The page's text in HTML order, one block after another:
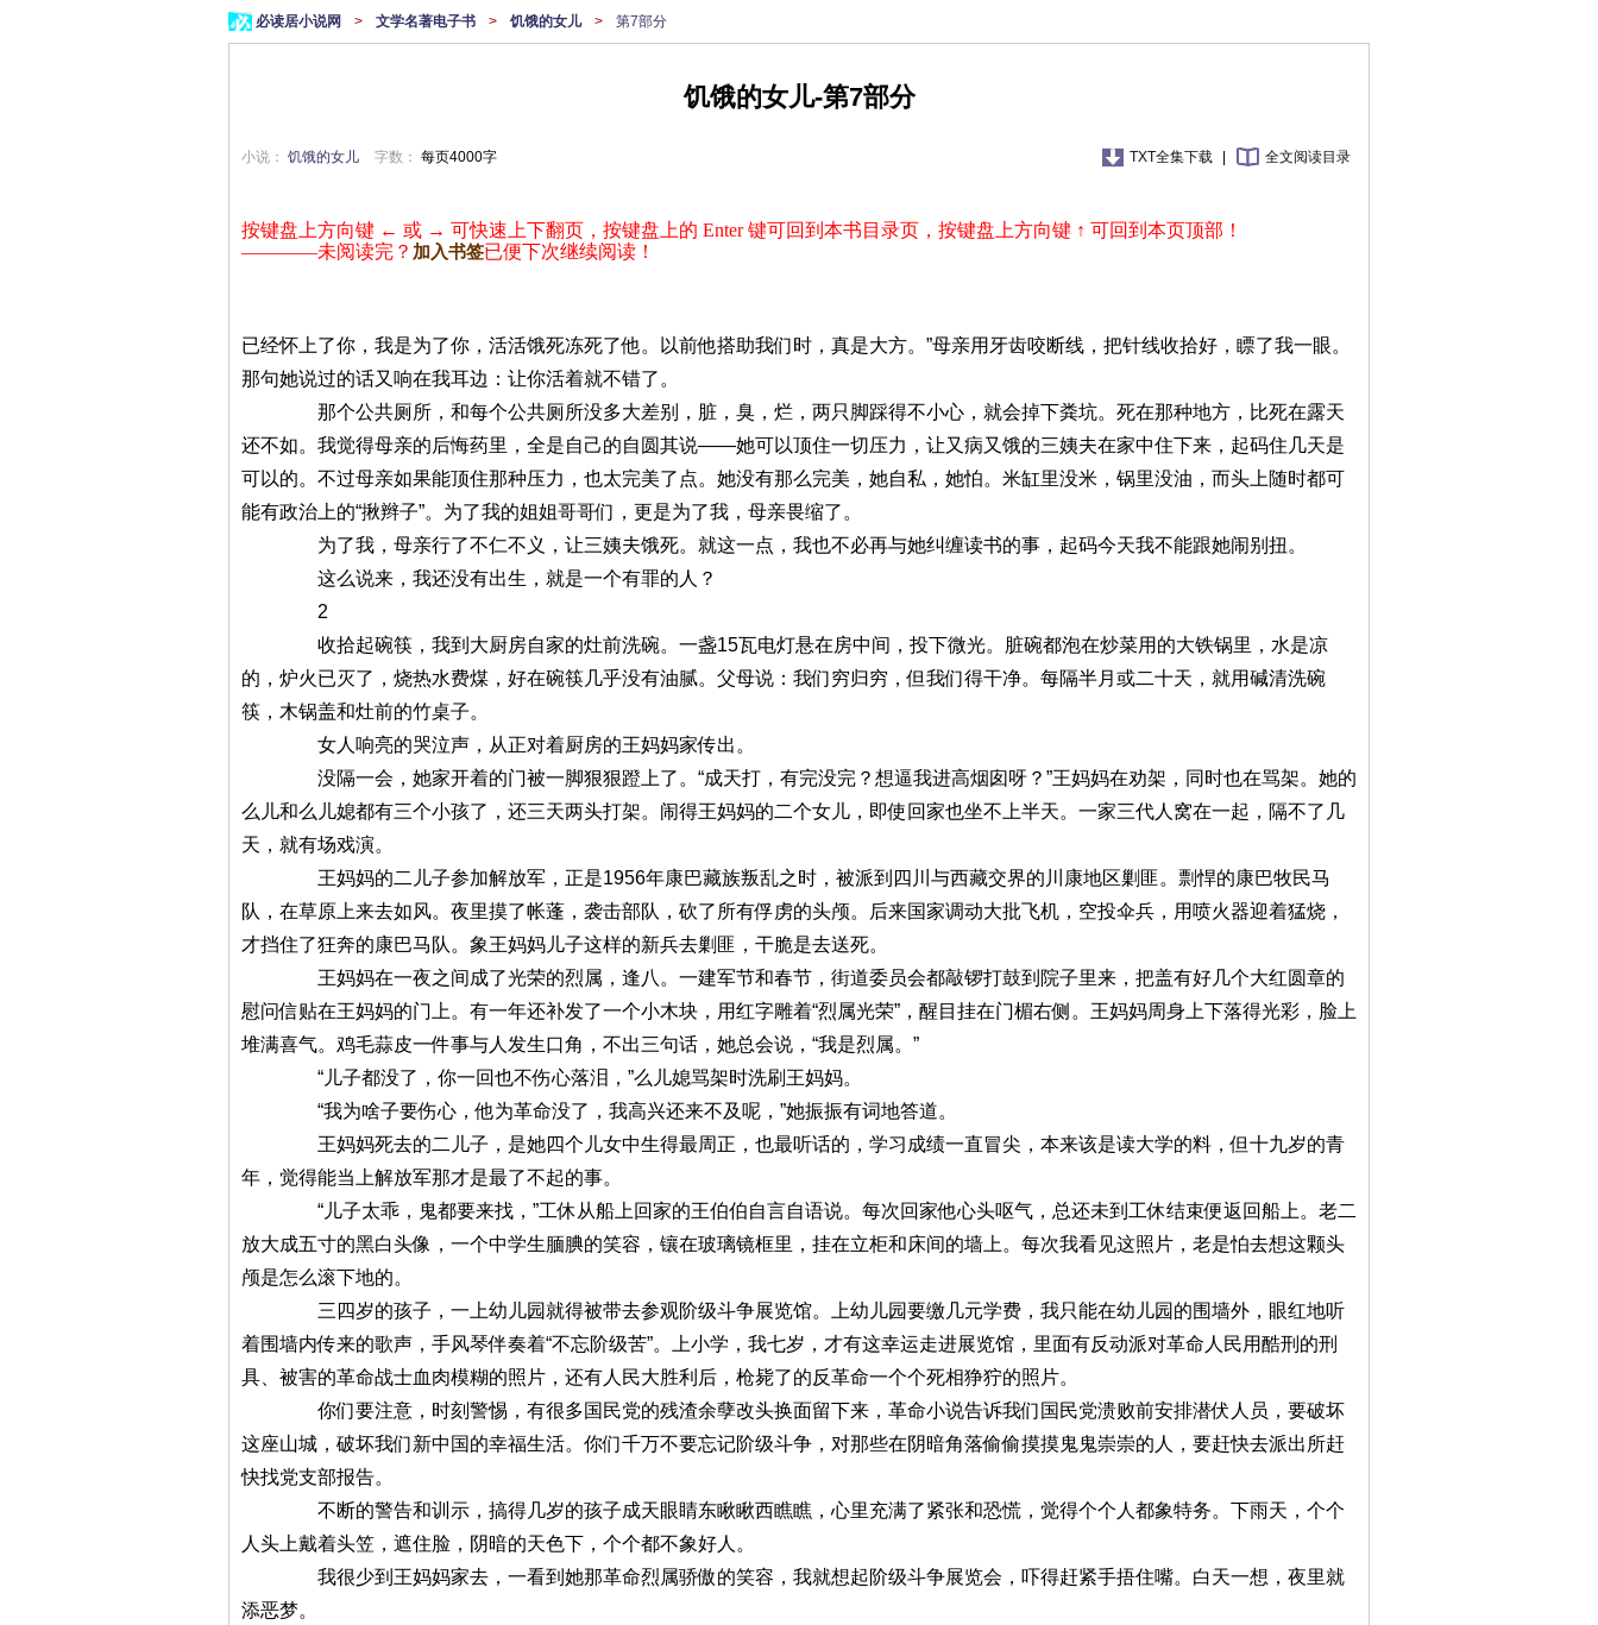
必读居小说网 > 文学名著电子书 > 饥饿的女儿 > 第7部分
饥饿的女儿-第7部分
小说： 饥饿的女儿 字数： 每页4000字 TXT全集下载 全文阅读目录
按键盘上方向键 ← 或 → 可快速上下翻页，按键盘上的 Enter 键可回到本书目录页，按键盘上方向键 ↑ 可回到本页顶部！
————未阅读完？ 加入书签已便下次继续阅读！
已经怀上了你，我是为了你，活活饿死冻死了他。以前他搭助我们时，真是大方。”母亲用牙齿咬断线，把针线收拾好，瞟了我一眼。
那句她说过的话又响在我耳边：让你活着就不错了。
那个公共厕所，和每个公共厕所没多大差别，脏，臭，烂，两只脚踩得不小心，就会掉下粪坑。死在那种地方，比死在露天
还不如。我觉得母亲的后悔药里，全是自己的自圆其说——她可以顶住一切压力，让又病又饿的三姨夫在家中住下来，起码住几天是
可以的。不过母亲如果能顶住那种压力，也太完美了点。她没有那么完美，她自私，她怕。米缸里没米，锅里没油，而头上随时都可
能有政治上的“揪辫子”。为了我的姐姐哥哥们，更是为了我，母亲畏缩了。
为了我，母亲行了不仁不义，让三姨夫饿死。就这一点，我也不必再与她纠缠读书的事，起码今天我不能跟她闹别扭。
这么说来，我还没有出生，就是一个有罪的人？
2
收拾起碗筷，我到大厨房自家的灶前洗碗。一盏15瓦电灯悬在房中间，投下微光。脏碗都泡在炒菜用的大铁锅里，水是凉
的，炉火已灭了，烧热水费煤，好在碗筷几乎没有油腻。父母说：我们穷归穷，但我们得干净。每隔半月或二十天，就用碱清洗碗
筷，木锅盖和灶前的竹桌子。
女人响亮的哭泣声，从正对着厨房的王妈妈家传出。
没隔一会，她家开着的门被一脚狠狠蹬上了。“成天打，有完没完？想逼我进高烟囱呀？”王妈妈在劝架，同时也在骂架。她的
么儿和么儿媳都有三个小孩了，还三天两头打架。闹得王妈妈的二个女儿，即使回家也坐不上半天。一家三代人窝在一起，隔不了几
天，就有场戏演。
王妈妈的二儿子参加解放军，正是1956年康巴藏族叛乱之时，被派到四川与西藏交界的川康地区剿匪。剽悍的康巴牧民马
队，在草原上来去如风。夜里摸了帐蓬，袭击部队，砍了所有俘虏的头颅。后来国家调动大批飞机，空投伞兵，用喷火器迎着猛烧，
才挡住了狂奔的康巴马队。象王妈妈儿子这样的新兵去剿匪，干脆是去送死。
王妈妈在一夜之间成了光荣的烈属，逢八。一建军节和春节，街道委员会都敲锣打鼓到院子里来，把盖有好几个大红圆章的
慰问信贴在王妈妈的门上。有一年还补发了一个小木块，用红字雕着“烈属光荣”，醒目挂在门楣右侧。王妈妈周身上下落得光彩，脸上
堆满喜气。鸡毛蒜皮一件事与人发生口角，不出三句话，她总会说，“我是烈属。”
“儿子都没了，你一回也不伤心落泪，”么儿媳骂架时洗刷王妈妈。
“我为啥子要伤心，他为革命没了，我高兴还来不及呢，”她振振有词地答道。
王妈妈死去的二儿子，是她四个儿女中生得最周正，也最听话的，学习成绩一直冒尖，本来该是读大学的料，但十九岁的青
年，觉得能当上解放军那才是最了不起的事。
“儿子太乖，鬼都要来找，”工休从船上回家的王伯伯自言自语说。每次回家他心头呕气，总还未到工休结束便返回船上。老二
放大成五寸的黑白头像，一个中学生腼腆的笑容，镶在玻璃镜框里，挂在立柜和床间的墙上。每次我看见这照片，老是怕去想这颗头
颅是怎么滚下地的。
三四岁的孩子，一上幼儿园就得被带去参观阶级斗争展览馆。上幼儿园要缴几元学费，我只能在幼儿园的围墙外，眼红地听
着围墙内传来的歌声，手风琴伴奏着“不忘阶级苦”。上小学，我七岁，才有这幸运走进展览馆，里面有反动派对革命人民用酷刑的刑
具、被害的革命战士血肉模糊的照片，还有人民大胜利后，枪毙了的反革命一个个死相狰狞的照片。
你们要注意，时刻警惕，有很多国民党的残渣余孽改头换面留下来，革命小说告诉我们国民党溃败前安排潜伏人员，要破坏
这座山城，破坏我们新中国的幸福生活。你们千万不要忘记阶级斗争，对那些在阴暗角落偷偷摸摸鬼鬼崇崇的人，要赶快去派出所赶
快找党支部报告。
不断的警告和训示，搞得几岁的孩子成天眼睛东瞅瞅西瞧瞧，心里充满了紧张和恐慌，觉得个个人都象特务。下雨天，个个
人头上戴着头笠，遮住脸，阴暗的天色下，个个都不象好人。
我很少到王妈妈家去，一看到她那革命烈属骄傲的笑容，我就想起阶级斗争展览会，吓得赶紧手捂住嘴。白天一想，夜里就
添恶梦。